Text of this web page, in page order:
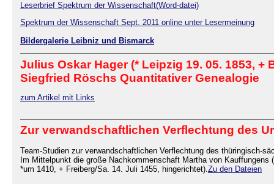
Leserbrief Spektrum der Wissenschaft(Word-datei)
Spektrum der Wissenschaft Sept. 2011 online unter Lesermeinung
Bildergalerie Leibniz und Bismarck
Julius Oskar Hager (* Leipzig 19. 05. 1853, +
Siegfried Röschs Quantitativer Genealogie
zum Artikel mit Links
Zur verwandschaftlichen Verflechtung des
Team-Studien zur verwandschaftlichen Verflechtung des thüringisch-
Im Mittelpunkt die große Nachkommenschaft Martha von
*um 1410, + Freiberg/Sa. 14. Juli 1455, hingerichtet).Zu den Dateien